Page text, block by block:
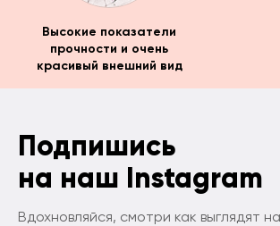
Высокие показатели
прочности и очень
красивый внешний вид
Подпишись
на наш Instagram
Вдохновляйся, смотри как выглядят